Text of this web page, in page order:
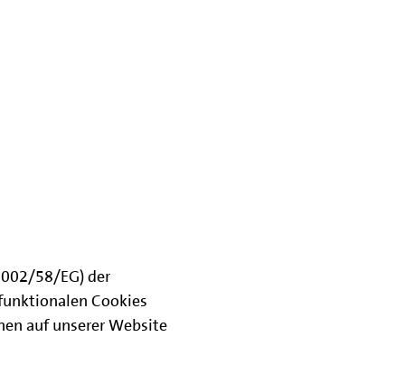
58/EG) der
Cookies
auf unserer Website